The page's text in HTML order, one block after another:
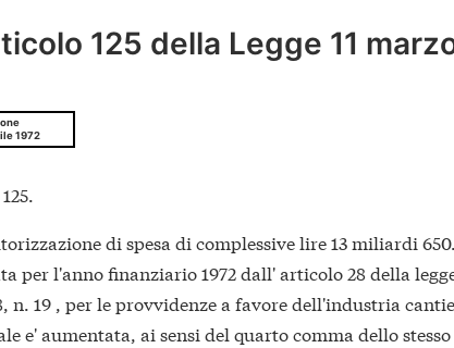
125 della Legge 11
1972
di spesa di complessive lire 13 miliardi
per l'anno finanziario 1972 dall' articolo 28 della
n. 19 , per le provvidenze a favore dell'industria
e' aumentata, ai sensi del quarto comma dello